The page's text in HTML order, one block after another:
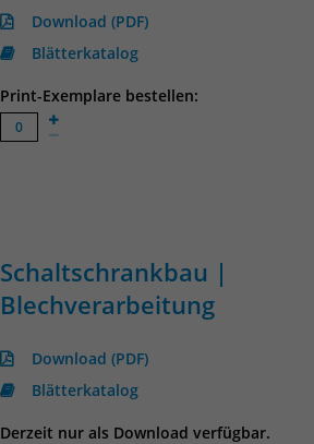
Download (PDF)
Blätterkatalog
Print-Exemplare bestellen:
Schaltschrankbau |
Blechverarbeitung
Download (PDF)
Blätterkatalog
Derzeit nur als Download verfügbar.